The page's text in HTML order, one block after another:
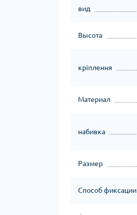
вид
Высота
кріплення
Материал
набивка
Размер
Способ фиксации